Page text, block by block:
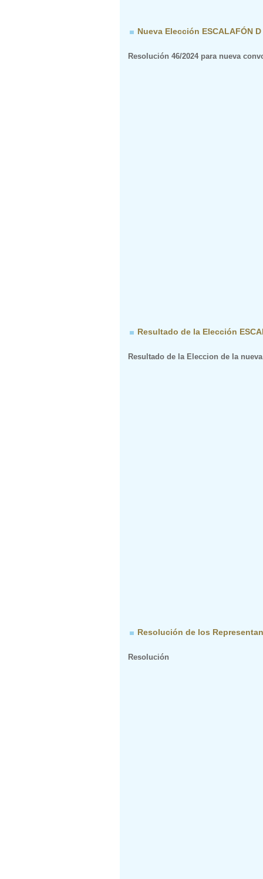
Nueva Elección ESCALAFÓN
Resolución 46/2024 para nueva
Resultado de la Elección
Resultado de la Eleccion de la
Resolución de los
Resolución